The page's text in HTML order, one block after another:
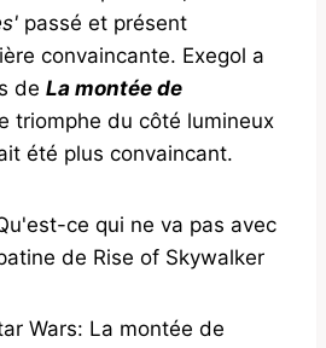
passé et présent
convaincante. Exegol a
de La montée de
triomphe du côté lumineux
été plus convaincant.
ce qui ne va pas avec
de Rise of Skywalker
Wars: La montée de